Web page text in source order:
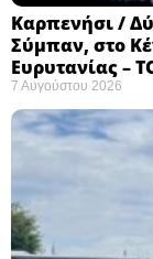
Καρπενήσι /
Σύμπαν, στο
Ευρυτανίας –
7 Αυγούστου 2026